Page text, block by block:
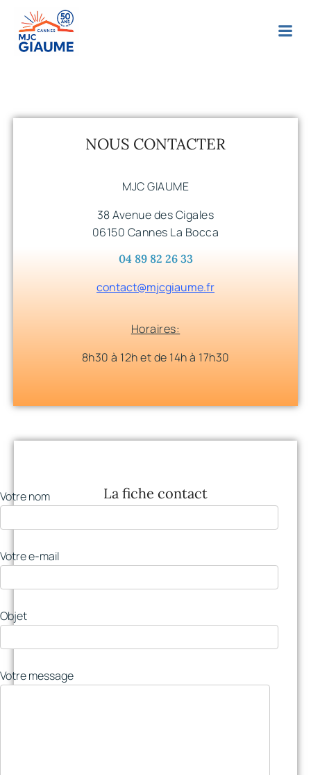
NOUS CONTACTER
MJC GIAUME
38 Avenue des Cigales
06150 Cannes La Bocca
04 89 82 26 33
contact@mjcgiaume.fr
Horaires:
8h30 à 12h et de 14h à 17h30
La fiche contact
Votre nom
Votre e-mail
Objet
Votre message